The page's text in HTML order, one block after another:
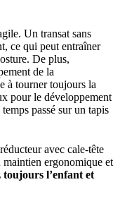
Un transat sans
ce qui peut entraîner
De plus,
de la
à tourner toujours la
pour le développement
passé sur un tapis
avec cale-tête
maintien ergonomique et
toujours l’enfant et